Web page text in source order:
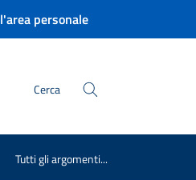
personale
Cerca
Tutti gli argomenti...